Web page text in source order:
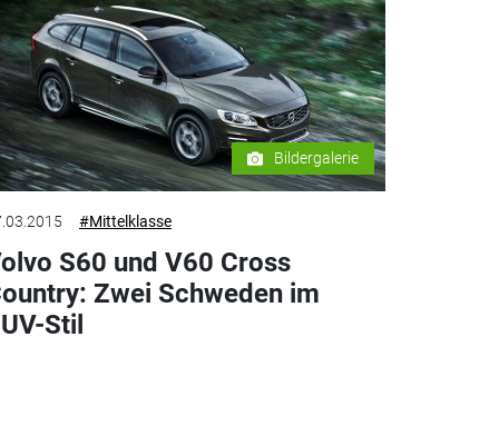
Bildergalerie
#Mittelklasse
S60 und V60 Cross
Zwei Schweden im
Stil